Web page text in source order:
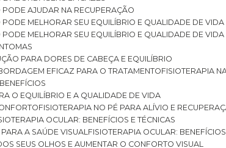
PODE AJUDAR NA RECUPERAÇÃO
PODE MELHORAR SEU EQUILÍBRIO E QUALIDADE DE VIDA
PODE MELHORAR SEU EQUILÍBRIO E QUALIDADE DE VIDA
PARA DORES DE CABEÇA E EQUILÍBRIO
EFICAZ PARA O TRATAMENTO
FISIOTERAPIA
O EQUILÍBRIO E A QUALIDADE DE VIDA
FISIOTERAPIA NO PÉ PARA ALÍVIO E
OCULAR: BENEFÍCIOS E TÉCNICAS
PARA A SAÚDE VISUAL FISIOTERAPIA OCULAR:
SEUS OLHOS E AUMENTAR O CONFORTO VISUAL